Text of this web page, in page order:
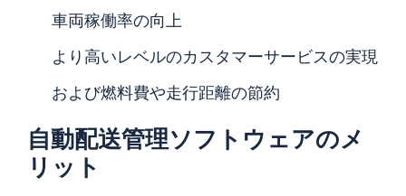
車両稼働率の向上
より高いレベルのカスタマーサービスの実現
および燃料費や走行距離の節約
自動配送管理ソフトウェアのメ
リット